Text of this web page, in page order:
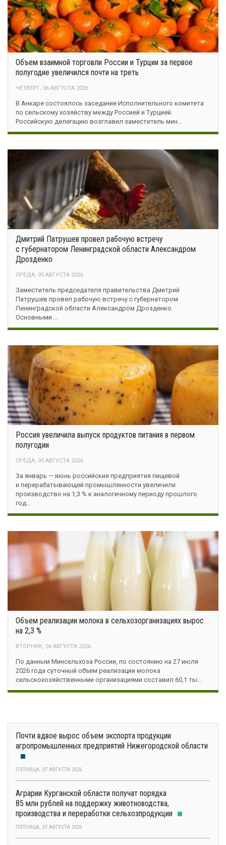
Объем взаимной торговли России и Турции за первое
полугодие увеличился почти на треть
ЧЕТВЕРГ, 06 АВГУСТА 2026
В Анкаре состоялось заседание Исполнительного комитета
по сельскому хозяйству между Россией и Турцией.
Российскую делегацию возглавил заместитель мин…
Дмитрий Патрушев провел рабочую встречу
с губернатором Ленинградской области Александром
Дрозденко
СРЕДА, 05 АВГУСТА 2026
Заместитель председателя правительства Дмитрий
Патрушев провел рабочую встречу с губернатором
Ленинградской области Александром Дрозденко.
Основными …
Россия увеличила выпуск продуктов питания в первом
полугодии
СРЕДА, 05 АВГУСТА 2026
За январь — июнь российские предприятия пищевой
и перерабатывающей промышленности увеличили
производство на 1,3 % к аналогичному периоду прошлого
год…
Объем реализации молока в сельхозорганизациях вырос
на 2,3 %
ВТОРНИК, 04 АВГУСТА 2026
По данным Минсельхоза России, по состоянию на 27 июля
2026 года суточный объем реализации молока
сельскохозяйственными организациями составил 60,1 ты…
Почти вдвое вырос объем экспорта продукции
агропромышленных предприятий Нижегородской области
ПЯТНИЦА, 07 АВГУСТА 2026
Аграрии Курганской области получат порядка
85 млн рублей на поддержку животноводства,
производства и переработки сельхозпродукции
ПЯТНИЦА, 07 АВГУСТА 2026